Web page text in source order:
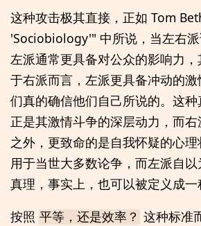
这种攻击极其直接，正如 Tom
'Sociobiology'" 中所说，当左右派
左派通常更具备对公众的影响力
于右派而言，左派更具备冲动的
们真的确信他们自己所说的。这种
正是其激情斗争的深层动力，而
之外，更致命的是自我怀疑的心
用于当世大多数论争，而左派自
真理，事实上，也可以被定义成一
按照 平等，还是效率？ 这种标准